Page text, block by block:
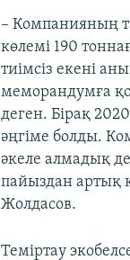
– Компанияның
көлемі 190
тиімсіз екені
меморандумға
деген. Бірақ
әңгіме болды.
әкеле алмадық
пайыздан артық
Жолдасов.
Теміртау